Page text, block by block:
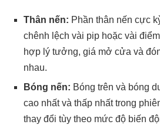
Thân nến: Phần thân nến cực
chênh lệch vài pip hoặc vài
hợp lý tưởng, giá mở cửa và
nhau.
Bóng nến: Bóng trên và bóng
cao nhất và thấp nhất trong
thay đổi tùy theo mức độ biến